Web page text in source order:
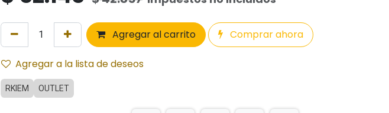
Agregar al carrito Comprar ahora
Agregar a la lista de deseos
RKIEM OUTLET